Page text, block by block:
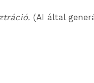
(AI által